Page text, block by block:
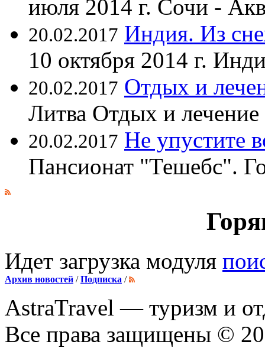
июля 2014 г. Сочи -
20.02.2017 Индия. Из
10 октября 2014 г.
20.02.2017 Отдых и
Литва Отдых и лечение
20.02.2017 Не упустите
Пансионат "Тешебс".
Идет загрузка модуля
Архив новостей /Подписка /
AstraTravel — туризм и
Все права защищены ©